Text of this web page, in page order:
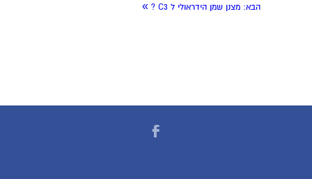
הבא: מצנן שמן הידראולי ל C3 ? »